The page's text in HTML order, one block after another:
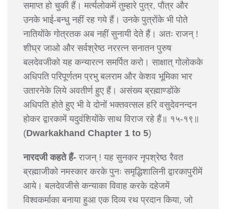
समाप्त हो चुकी हैं। मर्त्यलोकमें तुम्हारे पुत्र, पौत्र और
उनके भाई-बन्धु नहीं रह गये हैं। उनके पुत्रोंके भी पोते
नातियोंके गोत्रतक अब नहीं सुनायी देते हैं। अतः राजन् !
शीघ्र जाओ और सर्वश्रेष्ठ नररत्न सनातन पुरुष
बलदेवजीको यह कन्यारत्न समर्पित करो। साक्षात् गोलोकके
अधिपति परिपूर्णतम प्रभु बलराम और केशव भूमिका भार
उतारनेके लिये अवतीर्ण हुए हैं। असंख्य ब्रह्माण्डोंके
अधिपति होते हुए भी वे दोनों भक्तवत्सल हरि वसुदेवनन्दन
होकर द्वारकामें यदुवंशियोंके साथ विराज रहे हैं॥ १५-१९॥
(Dwarkakhand Chapter 1 to 5)
नारदजी कहते हैं- राजन् ! यह सुनकर नृपश्रेष्ठ रैवत
ब्रह्माजीको नमस्कार करके पुनः समृद्धिशालिनी द्वारकापुरीमें
आये। बलदेवजीसे कन्याका विवाह करके दहेजमें
विश्वकर्माका बनाया हुआ एक दिव्य रथ प्रदान किया, जो